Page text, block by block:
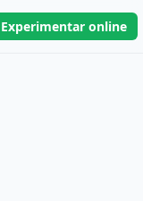
Experimentar online